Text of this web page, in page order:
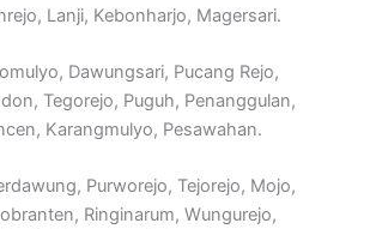
Lanji, Kebonharjo, Magersari.
Dawungsari, Pucang Rejo,
Tegorejo, Puguh, Penanggulan,
Karangmulyo, Pesawahan.
Purworejo, Tejorejo, Mojo,
Ringinarum, Wungurejo,